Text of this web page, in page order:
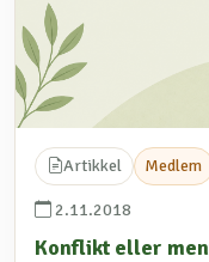
Artikkel Medlem
2.11.2018
Konflikt eller